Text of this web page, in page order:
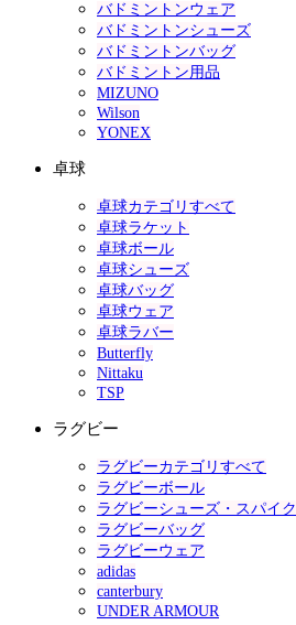
バドミントンウェア
バドミントンシューズ
バドミントンバッグ
バドミントン用品
MIZUNO
Wilson
YONEX
卓球
卓球カテゴリすべて
卓球ラケット
卓球ボール
卓球シューズ
卓球バッグ
卓球ウェア
卓球ラバー
Butterfly
Nittaku
TSP
ラグビー
ラグビーカテゴリすべて
ラグビーボール
ラグビーシューズ・スパイク
ラグビーバッグ
ラグビーウェア
adidas
canterbury
UNDER ARMOUR